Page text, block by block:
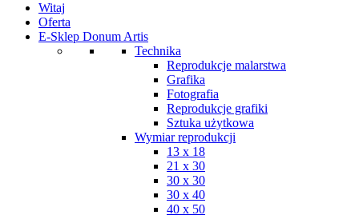
Witaj
Oferta
E-Sklep Donum Artis
Technika
Reprodukcje malarstwa
Grafika
Fotografia
Reprodukcje grafiki
Sztuka użytkowa
Wymiar reprodukcji
13 x 18
21 x 30
30 x 30
30 x 40
40 x 50